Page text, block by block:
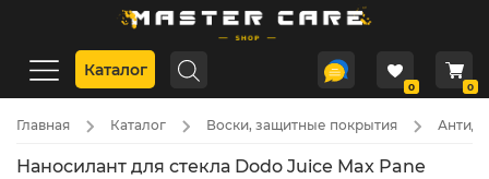
Каталог
0 0
Главная Каталог Воски, защитные покрытия
Наносилант для стекла Dodo Juice Max Pane